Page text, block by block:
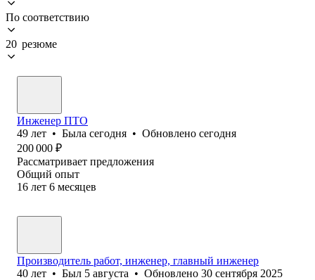
По соответствию
20 резюме
Инженер ПТО
49 лет • Была сегодня • Обновлено сегодня
200 000 ₽
Рассматривает предложения
Общий опыт
16 лет 6 месяцев
Производитель работ, инженер, главный инженер
40 лет • Был 5 августа • Обновлено 30 сентября 2025